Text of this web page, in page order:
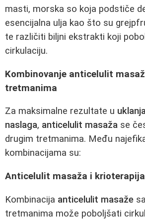
masti, morska so koja podstiče
esencijalna ulja kao što su
te različiti biljni ekstrakti koji
cirkulaciju.
Kombinovanje anticelulit
tretmanima
Za maksimalne rezultate u
naslaga, anticelulit masaža se
drugim tretmanima. Među
kombinacijama su:
Anticelulit masaža i krioterapija
Kombinacija anticelulit masaže
tretmanima može poboljšati